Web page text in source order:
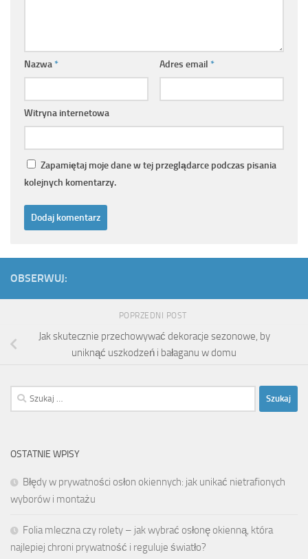
Nazwa* Adres email *
Witryna internetowa
Zapamiętaj moje dane w tej przeglądarce podczas pisania
kolejnych komentarzy.
OBSERWUJ:
POPRZEDNI POST
Jak skutecznie przechowywać dekoracje sezonowe, by
uniknąć uszkodzeń i bałaganu w domu
Szukaj:
OSTATNIE WPISY
Błędy w prywatności osłon okiennych: jak unikać nietrafionych
wyborów i montażu
Folia mleczna czy rolety – jak wybrać osłonę okienną, która
najlepiej chroni prywatność i reguluje światło?